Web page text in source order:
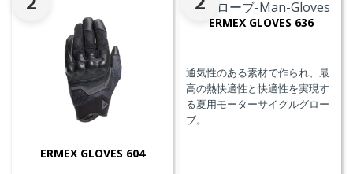
ERMEX GLOVES 604
ERMEX GLOVES 636
通気性のある素材で作られ、最
高の熱快適性と快適性を実現す
る夏用モーターサイクルグロー
ブ。